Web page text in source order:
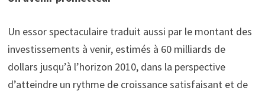
Un essor spectaculaire traduit aussi par le montant des
investissements à venir, estimés à 60 milliards de
dollars jusqu’à l’horizon 2010, dans la perspective
d’atteindre un rythme de croissance satisfaisant et de